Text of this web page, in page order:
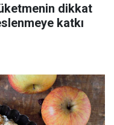
dikkat
katkı